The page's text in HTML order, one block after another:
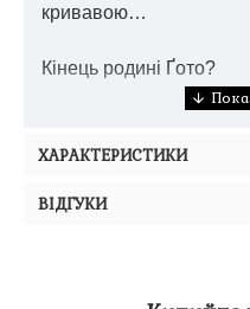
кривавою…
Кінець родині Ґото?
ХАРАКТЕРИСТИКИ
ВІДГУКИ